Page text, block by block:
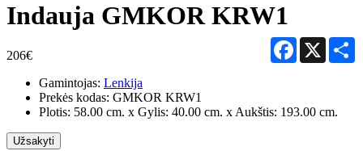
Indauja GMKOR KRW1
206€
Facebook
X
Gamintojas: Lenkija
Prekės kodas: GMKOR KRW1
Plotis: 58.00 cm. x Gylis: 40.00 cm. x Aukštis: 193.00 cm.
Užsakyti